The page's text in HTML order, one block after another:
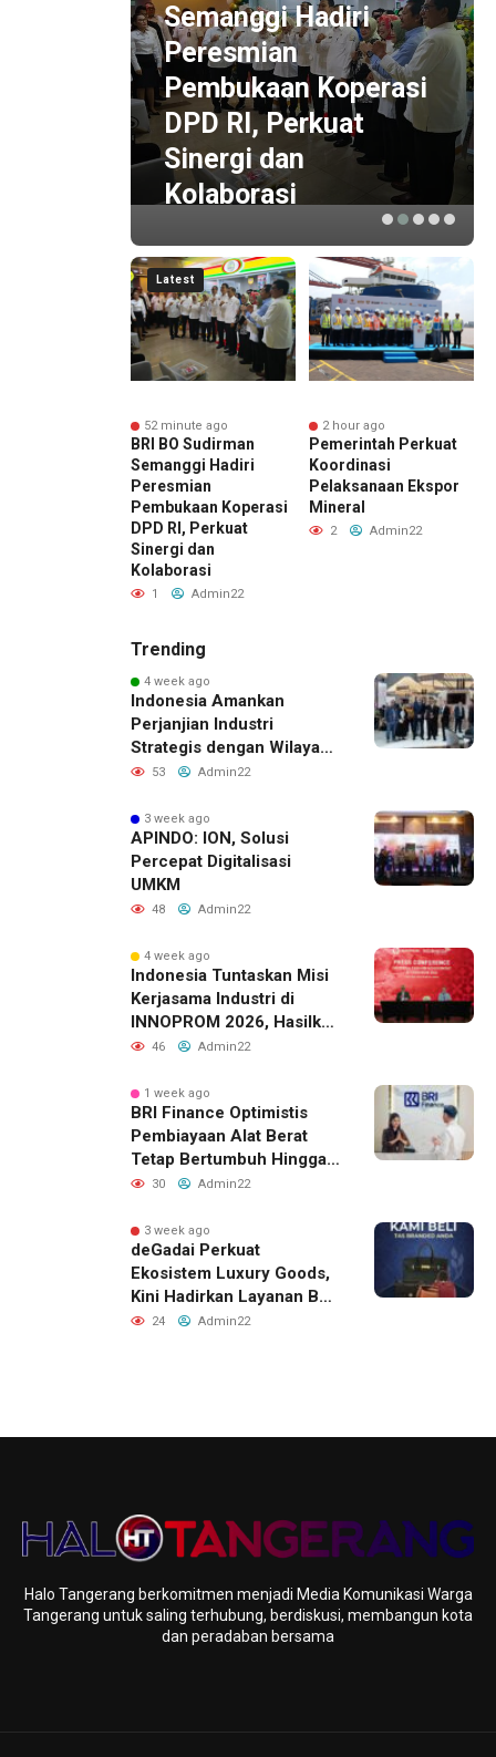
Semanggi Hadiri
Peresmian
Pembukaan Koperasi
DPD RI, Perkuat
Sinergi dan
Kolaborasi
Latest
52 minute ago
BRI BO Sudirman
Semanggi Hadiri
Peresmian
Pembukaan Koperasi
DPD RI, Perkuat
Sinergi dan
Kolaborasi
1 Admin22
2 hour ago
Pemerintah Perkuat
Koordinasi
Pelaksanaan Ekspor
Mineral
2 Admin22
Trending
4 week ago
Indonesia Amankan
Perjanjian Industri
Strategis dengan Wilayah
Sverdlovsk, Rusia untuk
53 Admin22
3 week ago
APINDO: ION, Solusi
Percepat Digitalisasi
UMKM
48 Admin22
4 week ago
Indonesia Tuntaskan Misi
Kerjasama Industri di
INNOPROM 2026, Hasilkan
Belasan Kerja Sama
46 Admin22
1 week ago
BRI Finance Optimistis
Pembiayaan Alat Berat
Tetap Bertumbuh Hingga
Akhir 2026
30 Admin22
3 week ago
deGadai Perkuat
Ekosistem Luxury Goods,
Kini Hadirkan Layanan Beli
Tas, Titip Jual, dan Gadai
24 Admin22
Halo Tangerang berkomitmen menjadi Media Komunikasi Warga
Tangerang untuk saling terhubung, berdiskusi, membangun kota
dan peradaban bersama